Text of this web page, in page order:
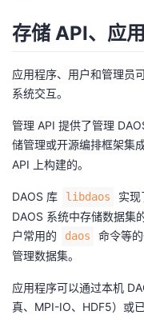
存储 API、应
应用程序、用户和管理员
系统交互。
管理 API 提供了管理
储管理或开源编排框架集成
API 上构建的。
DAOS 库 libdaos
实现
DAOS 系统中存储数据集
户常用的
daos
命令等
管理数据集。
应用程序可以通过本机
真、MPI-IO、HDF5）或